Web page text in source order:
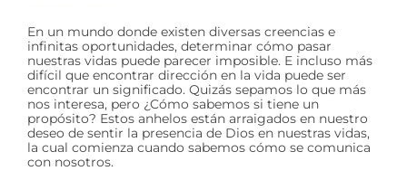
En un mundo donde existen diversas creencias e
infinitas oportunidades, determinar cómo pasar
nuestras vidas puede parecer imposible. E incluso más
difícil que encontrar dirección en la vida puede ser
encontrar un significado. Quizás sepamos lo que más
nos interesa, pero ¿Cómo sabemos si tiene un
propósito? Estos anhelos están arraigados en nuestro
deseo de sentir la presencia de Dios en nuestras vidas,
la cual comienza cuando sabemos cómo se comunica
con nosotros.